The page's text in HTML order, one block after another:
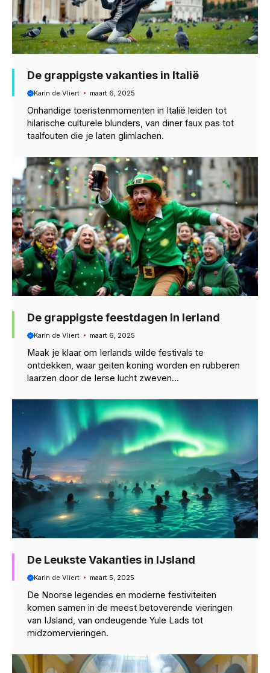
De grappigste vakanties in Italië
Karin de Vliert maart 6, 2025
Onhandige toeristenmomenten in Italië leiden tot
hilarische culturele blunders, van diner faux pas tot
taalfouten die je laten glimlachen.
De grappigste feestdagen in Ierland
Karin de Vliert maart 6, 2025
Maak je klaar om Ierlands wilde festivals te
ontdekken, waar geiten koning worden en rubberen
laarzen door de Ierse lucht zweven...
De Leukste Vakanties in IJsland
Karin de Vliert maart 5, 2025
De Noorse legendes en moderne festiviteiten
komen samen in de meest betoverende vieringen
van IJsland, van ondeugende Yule Lads tot
midzomervieringen.